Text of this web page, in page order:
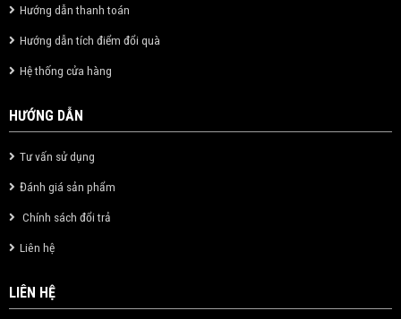
Hướng dẫn thanh toán
Hướng dẫn tích điểm đổi quà
Hệ thống cửa hàng
HƯỚNG DẪN
Tư vấn sử dụng
Đánh giá sản phẩm
Chính sách đổi trả
Liên hệ
LIÊN HỆ